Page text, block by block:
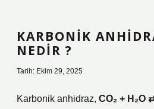
KARBONIK
NEDIR ?
Tarih: Ekim 29, 2025
Karbonik anhidraz, CO₂ + H₂O